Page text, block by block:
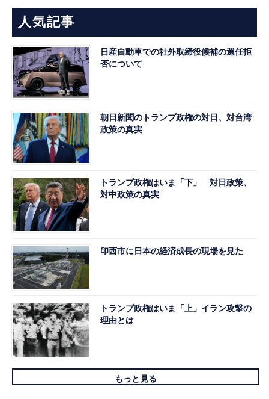
人気記事
日産自動車での社外取締役候補の選任拒
否について
朝日新聞のトランプ政権の対日、対台湾
政策の真実
トランプ政権はいま「下」 対日政策、
対中政策の真実
印西市に日本の経済成長の現場を見た
トランプ政権はいま「上」イラン攻撃の
理由とは
もっと見る